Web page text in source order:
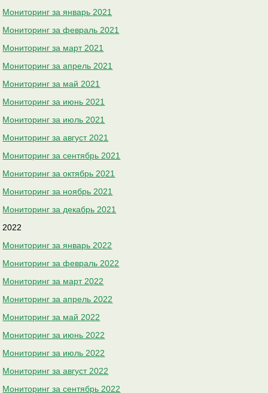
Мониторинг за январь 2021
Мониторинг за февраль 2021
Мониторинг за март 2021
Мониторинг за апрель 2021
Мониторинг за май 2021
Мониторинг за июнь 2021
Мониторинг за июль 2021
Мониторинг за август 2021
Мониторинг за сентябрь 2021
Мониторинг за октябрь 2021
Мониторинг за ноябрь 2021
Мониторинг за декабрь 2021
2022
Мониторинг за январь 2022
Мониторинг за февраль 2022
Мониторинг за март 2022
Мониторинг за апрель 2022
Мониторинг за май 2022
Мониторинг за июнь 2022
Мониторинг за июль 2022
Мониторинг за август 2022
Мониторинг за сентябрь 2022